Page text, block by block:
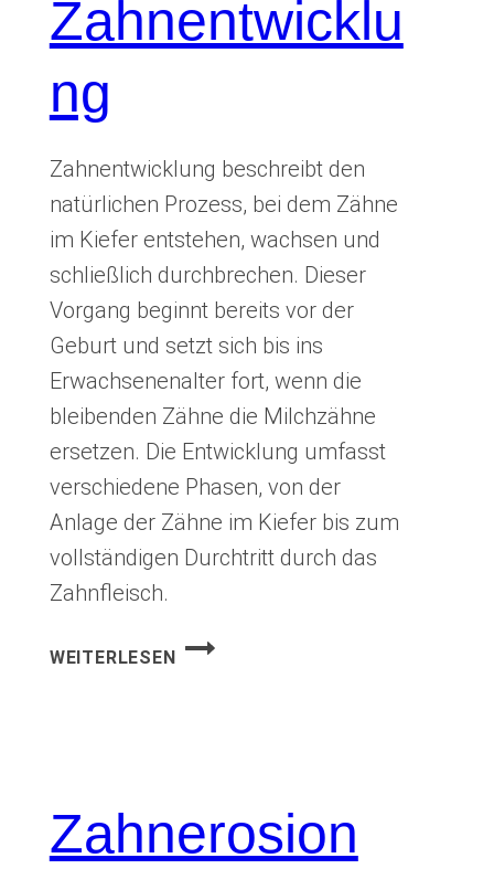
Zahnentwicklu
ng
Zahnentwicklung beschreibt den
natürlichen Prozess, bei dem Zähne
im Kiefer entstehen, wachsen und
schließlich durchbrechen. Dieser
Vorgang beginnt bereits vor der
Geburt und setzt sich bis ins
Erwachsenenalter fort, wenn die
bleibenden Zähne die Milchzähne
ersetzen. Die Entwicklung umfasst
verschiedene Phasen, von der
Anlage der Zähne im Kiefer bis zum
vollständigen Durchtritt durch das
Zahnfleisch.
WEITERLESEN
ZAHNENTWICKLUNG
Zahnerosion